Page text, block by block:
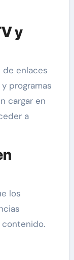
y
enlaces
programas
cargar en
a
los